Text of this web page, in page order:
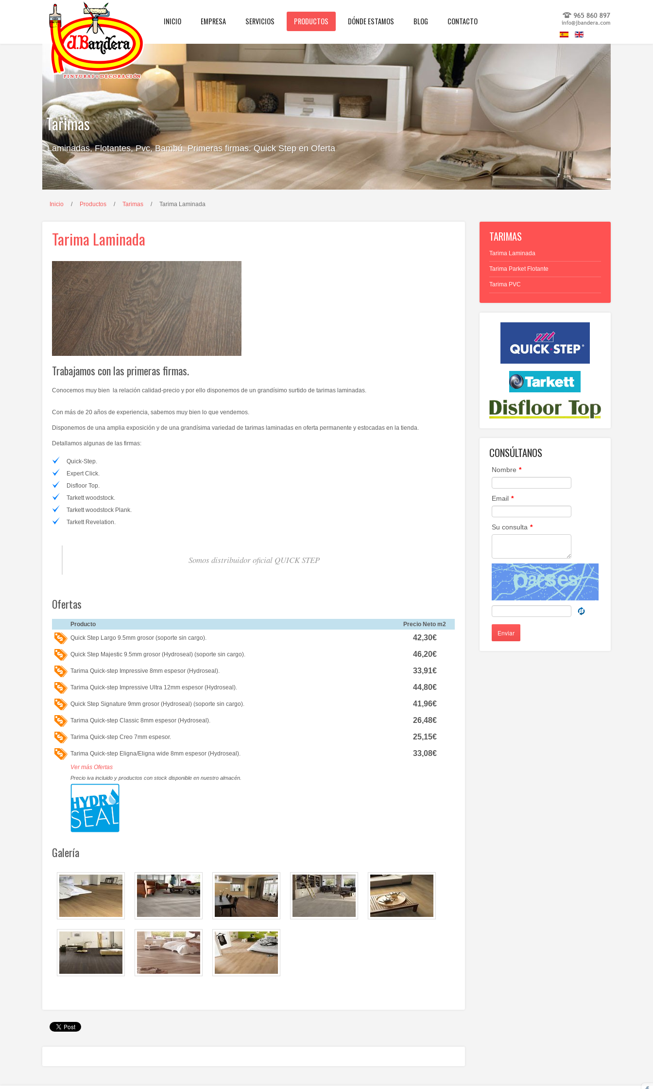
INICIO EMPRESA SERVICIOS PRODUCTOS DÓNDE ESTAMOS BLOG CONTACTO
Tarimas
Laminadas, Flotantes, Pvc, Bambú. Primeras firmas. Quick Step en Oferta
Inicio / Productos / Tarimas / Tarima Laminada
Tarima Laminada
Trabajamos con las primeras firmas.
Conocemos muy bien la relación calidad-precio y por ello disponemos de un grandísimo surtido de tarimas laminadas.
Con más de 20 años de experiencia, sabemos muy bien lo que vendemos.
Disponemos de una amplia exposición y de una grandísima variedad de tarimas laminadas en oferta permanente y estocadas en la tienda.
Detallamos algunas de las firmas:
Quick-Step.
Expert Click.
Disfloor Top.
Tarkett woodstock.
Tarkett woodstock Plank.
Tarkett Revelation.
Somos distribuidor oficial QUICK STEP
Ofertas
Producto
Precio Neto m2
Quick Step Largo 9.5mm grosor (soporte sin cargo).
42,30€
Quick Step Majestic 9.5mm grosor (Hydroseal) (soporte sin cargo). 46,20€
Tarima Quick-step Impressive 8mm espesor (Hydroseal). 33,91€
Tarima Quick-step Impressive Ultra 12mm espesor (Hydroseal). 44,80€
Quick Step Signature 9mm grosor (Hydroseal) (soporte sin cargo). 41,96€
Tarima Quick-step Classic 8mm espesor (Hydroseal). 26,48€
Tarima Quick-step Creo 7mm espesor. 25,15€
Tarima Quick-step Eligna/Eligna wide 8mm espesor (Hydroseal). 33,08€
Ver más Ofertas
Precio iva incluido y productos con stock disponible en nuestro almacén.
Galería
TARIMAS
Tarima Laminada
Tarima Parket Flotante
Tarima PVC
CONSÚLTANOS
Nombre *
Email *
Su consulta *
Enviar